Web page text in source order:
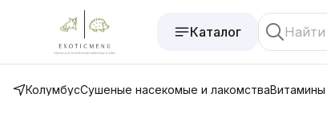
Каталог
КолумбусСушеные насекомые и лакомства